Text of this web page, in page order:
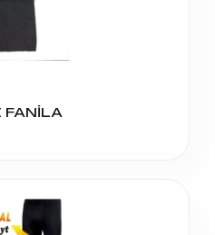
FANİLA